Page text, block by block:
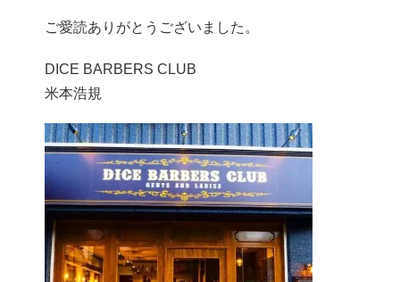
ご愛読ありがとうございました。
DICE BARBERS CLUB
米本浩規